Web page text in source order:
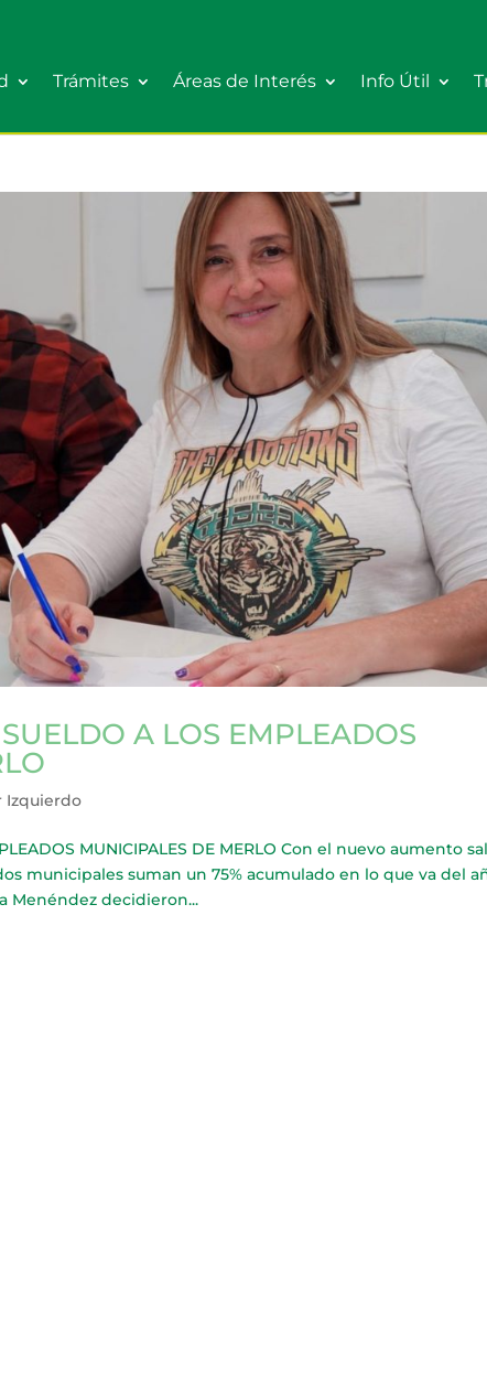
Trámites Áreas de Interés Info Útil
A LOS EMPLEADOS
Izquierdo
MUNICIPALES DE MERLO Con el nuevo aumento
municipales suman un 75% acumulado en lo que va del
Menéndez decidieron...